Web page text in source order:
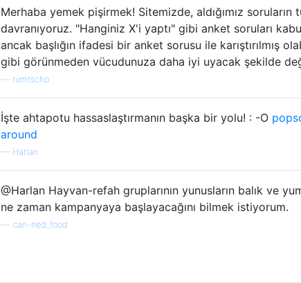
Merhaba yemek pişirmek! Sitemizde, aldığımız
davranıyoruz. "Hanginiz X'i yaptı" gibi anket soruları
ancak başlığın ifadesi bir anket sorusu ile karıştırılmış
gibi görünmeden vücudunuza daha iyi uyacak şekilde
rumtscho
İşte ahtapotu hassaslaştırmanın başka bir yolu! : -O
around
— Harlan
@Harlan Hayvan-refah gruplarının yunusların balık ve
ne zaman kampanyaya başlayacağını bilmek istiyorum.
can-ned_food